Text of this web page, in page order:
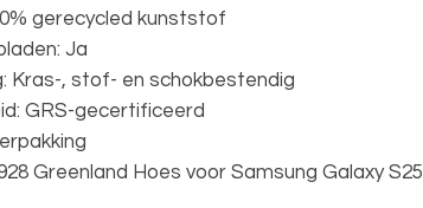
gerecycled kunststof
Ja
Kras-, stof- en schokbestendig
GRS-gecertificeerd
Greenland Hoes voor Samsung Galaxy S25